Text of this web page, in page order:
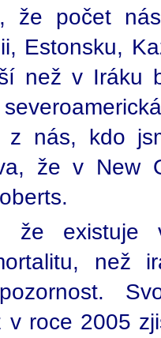
že počet
Estonsku,
než v Iráku
z nás, kdo
že v New
že existuje
než
v roce 2005